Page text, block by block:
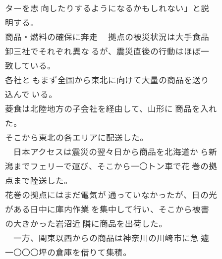
ターを志 向したりするようになるかもしれない」と説
明する。
商品・燃料の確保に奔走 拠点の被災状況は大手食品
卸三社でそれぞれ異な るが、震災直後の行動はほぼ一
致している。
各社と もまず全国から東北に向けて大量の商品を送り
込んで いる。
菱食は北陸地方の子会社を経由して、山形に 商品を入れ
た。
そこから東北の各エリアに配送した。
日本アクセスは震災の翌々日から商品を北海道か ら新
潟までフェリーで運び、そこから一〇トン車で花 巻の拠
点まで陸送した。
花巻の拠点にはまだ電気が 通っていなかったが、日の光
がある日中に庫内作業 を集中して行い、そこから被害
の大きかった岩沼近 隣に商品を出荷した。
一方、関東以西からの商品は神奈川の川崎市に急 遽
一〇〇〇坪の倉庫を借りて集積。